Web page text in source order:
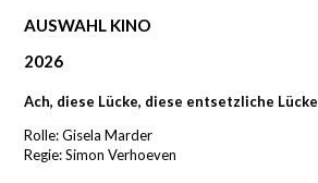
AUSWAHL KINO
2026
Ach, diese Lücke, diese entsetzliche Lücke
Rolle: Gisela Marder
Regie:Simon Verhoeven